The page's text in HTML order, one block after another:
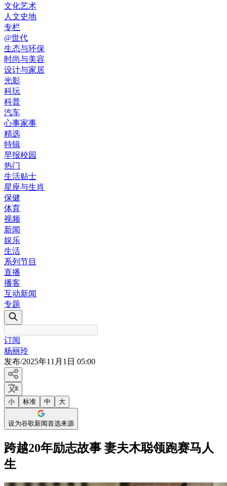
文化艺术
人文史地
专栏
@世代
生态与环保
时尚与美容
设计与家居
光影
科玩
科普
汽车
心事家事
精选
特辑
早报校园
热门
生活贴士
星座与生肖
保健
体育
视频
新闻
娱乐
生活
系列节目
直播
播客
互动新闻
专题
订阅
杨丽玲
发布/2025年11月1日 05:00
小 标准 中 大
设为谷歌新闻首选来源
跨越20年励志故事 妻夫木聪领跑赛马人
生